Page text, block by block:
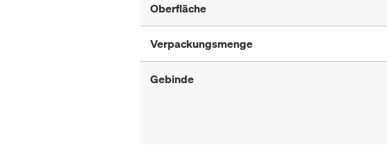
Oberfläche
Verpackungsmenge
Gebinde